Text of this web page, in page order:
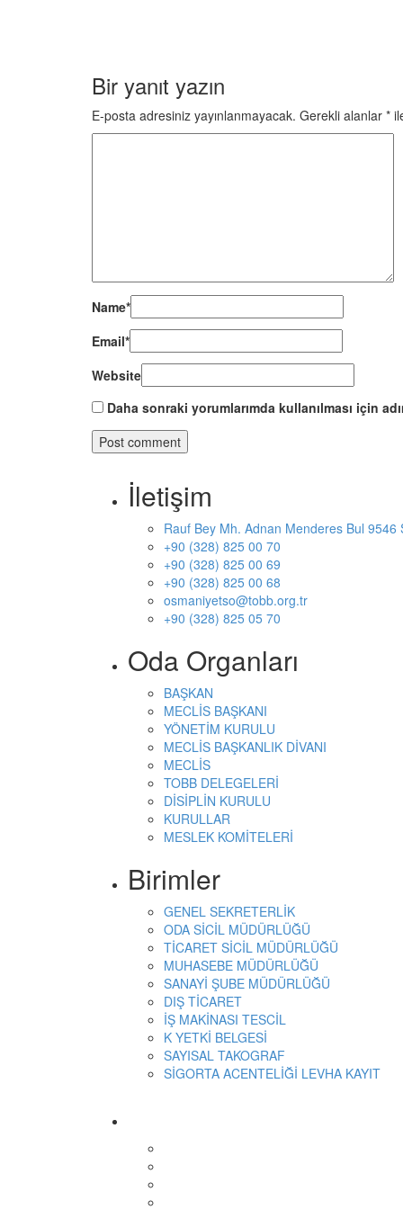
ziyareti
Devamı
Bir yanıt yazın
E-posta adresiniz yayınlanmayacak. Gerekli alanlar *
Name*
Email*
Website
Daha sonraki yorumlarımda kullanılması için
İletişim
Rauf Bey Mh. Adnan Menderes Bul 9546
+90 (328) 825 00 70
+90 (328) 825 00 69
+90 (328) 825 00 68
osmaniyetso@tobb.org.tr
+90 (328) 825 05 70
Oda Organları
BAŞKAN
MECLİS BAŞKANI
YÖNETİM KURULU
MECLİS BAŞKANLIK DİVANI
MECLİS
TOBB DELEGELERİ
DİSİPLİN KURULU
KURULLAR
MESLEK KOMİTELERİ
Birimler
GENEL SEKRETERLİK
ODA SİCİL MÜDÜRLÜĞÜ
TİCARET SİCİL MÜDÜRLÜĞÜ
MUHASEBE MÜDÜRLÜĞÜ
SANAYİ ŞUBE MÜDÜRLÜĞÜ
DIŞ TİCARET
İŞ MAKİNASI TESCİL
K YETKİ BELGESİ
SAYISAL TAKOGRAF
SİGORTA ACENTELİĞİ LEVHA KAYIT